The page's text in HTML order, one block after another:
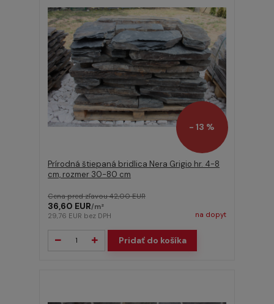
- 13 %
Prírodná štiepaná bridlica Nera Grigio hr. 4-8
cm, rozmer 30-80 cm
Cena pred zľavou42,00 EUR
36,60 EUR/m²
29,76 EUR bez DPH na dopyt
Pridať do košíka